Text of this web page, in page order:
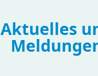
Aktuelles